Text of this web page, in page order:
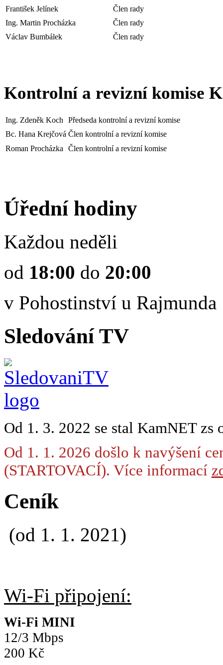
František Jelínek
Člen rady
Ing. Martin Procházka
Člen rady
Václav Bumbálek
Člen rady
Kontrolní a revizní komise
Ing. Zdeněk Koch
Předseda kontrolní a revizní komise
Bc. Hana Krejčová Člen kontrolní a revizní komise
Roman Procházka
Člen kontrolní a revizní komise
Úřední hodiny
Každou neděli
od 18:00 do 20:00
v Pohostinství u Rajmunda
Sledování TV
Od 1. 3. 2022 se stal KamNET
Od 1. 1. 2026 došlo k navýšení
(STARTOVACÍ). Více informací
Ceník
(od 1. 1. 2021)
Wi-Fi připojení:
Wi-Fi MINI
12/3 Mbps
200 Kč